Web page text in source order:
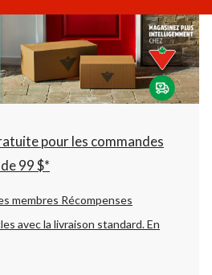
Fermeture
à
22:00
cliquer
pour
changer
pour les commandes
99 $*
membres Récompenses
avec la livraison standard.En